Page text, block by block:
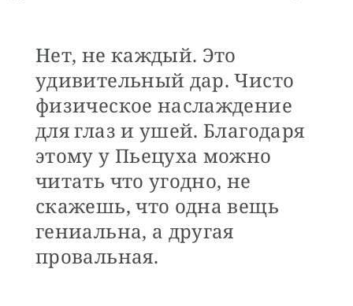
Нет, не каждый. Это
удивительный дар. Чисто
физическое наслаждение
для глаз и ушей. Благодаря
этому у Пьецуха можно
читать что угодно, не
скажешь, что одна вещь
гениальна, а другая
провальная.